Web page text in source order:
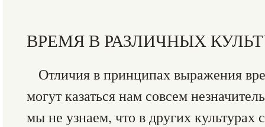
ВРЕМЯ В РАЗЛИЧНЫХ
Отличия в принципах выражения
могут казаться нам совсем
мы не узнаем, что в других